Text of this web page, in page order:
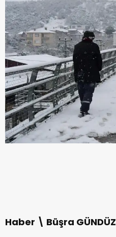
Haber \ Büşra GÜNDÜZ